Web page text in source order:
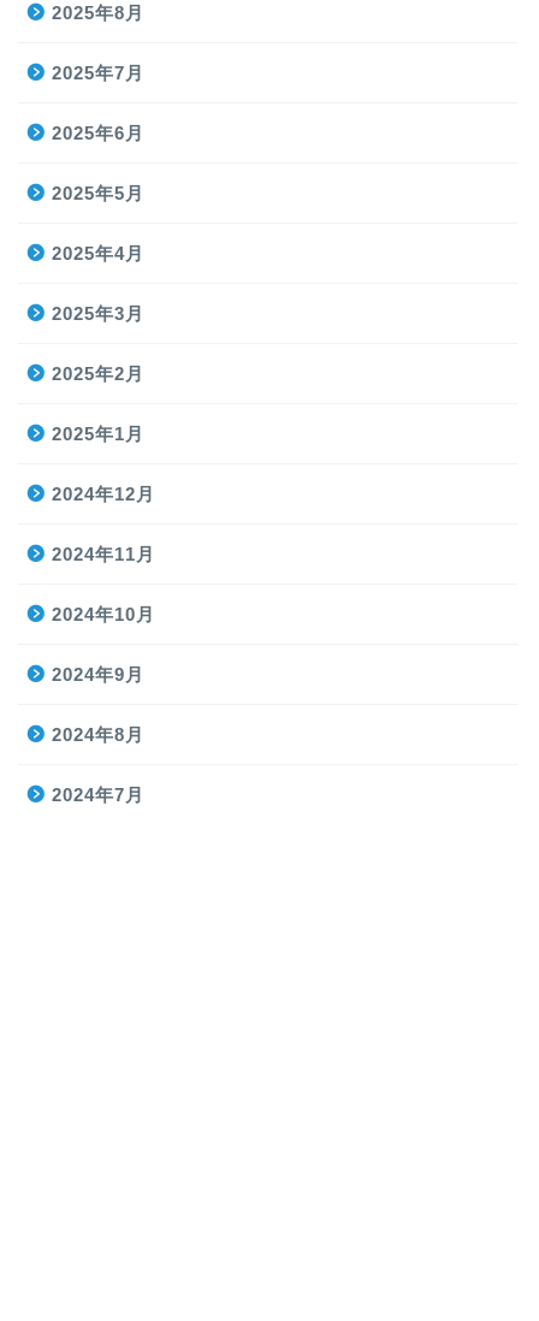
2025年8月
2025年7月
2025年6月
2025年5月
2025年4月
2025年3月
2025年2月
2025年1月
2024年12月
2024年11月
2024年10月
2024年9月
2024年8月
2024年7月